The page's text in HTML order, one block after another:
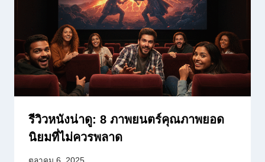
รีวิวหนังน่าดู: 8 ภาพยนตร์คุณภาพยอด
นิยมที่ไม่ควรพลาด